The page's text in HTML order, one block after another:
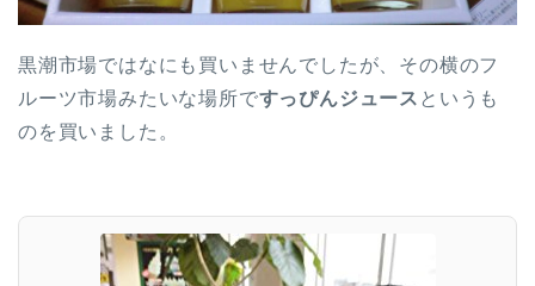
黒潮市場ではなにも買いませんでしたが、その横のフ
ルーツ市場みたいな場所ですっぴんジュース というも
のを買いました。